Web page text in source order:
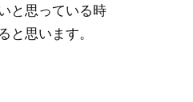
と思っている時
と思います。